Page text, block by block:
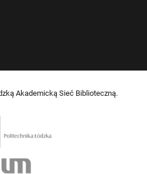
Akademicką Sieć Biblioteczną.